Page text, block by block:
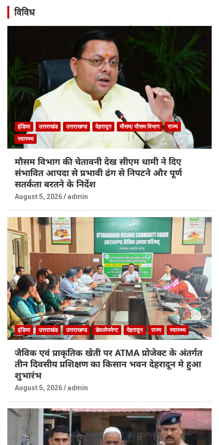
विविध
इंडिया उत्तराखंड उत्तराखण्ड देहरादून मौसम/ मौसम विभाग
राज्य
स्वास्थ्य
मौसम विभाग की चेतावनी देख सीएम धामी ने दिए
संभावित आपदा से प्रभावी ढंग से निपटने और पूर्ण
सतर्कता बरतने के निर्देश
August 5, 2026 admin
इंडिया उत्तराखंड उत्तराखण्ड डेवलोपमेन्ट देहरादून राज्य स्वास्थ्य
जैविक एवं प्राकृतिक खेती पर ATMA प्रोजेक्ट के अंतर्गत
तीन दिवसीय प्रशिक्षण का किसान भवन देहरादून मे हुआ
शुभारंभ
August 5, 2026 admin